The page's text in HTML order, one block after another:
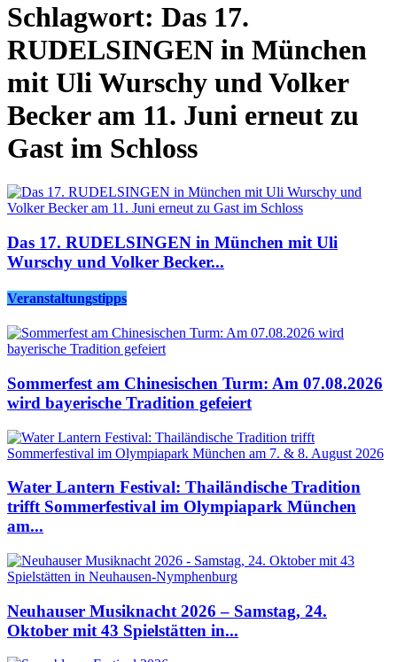
Schlagwort: Das 17.
RUDELSINGEN in München
mit Uli Wurschy und Volker
Becker am 11. Juni erneut zu
Gast im Schloss
Das 17. RUDELSINGEN in München mit Uli
Wurschy und Volker Becker...
Veranstaltungstipps
Sommerfest am Chinesischen Turm: Am 07.08.2026
wird bayerische Tradition gefeiert
Water Lantern Festival: Thailändische Tradition
trifft Sommerfestival im Olympiapark München
am...
Neuhauser Musiknacht 2026 – Samstag, 24.
Oktober mit 43 Spielstätten in...